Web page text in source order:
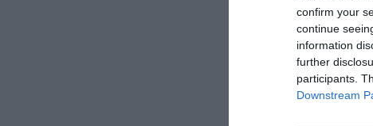
confirm your
continue
information
further
participants.
Downstream